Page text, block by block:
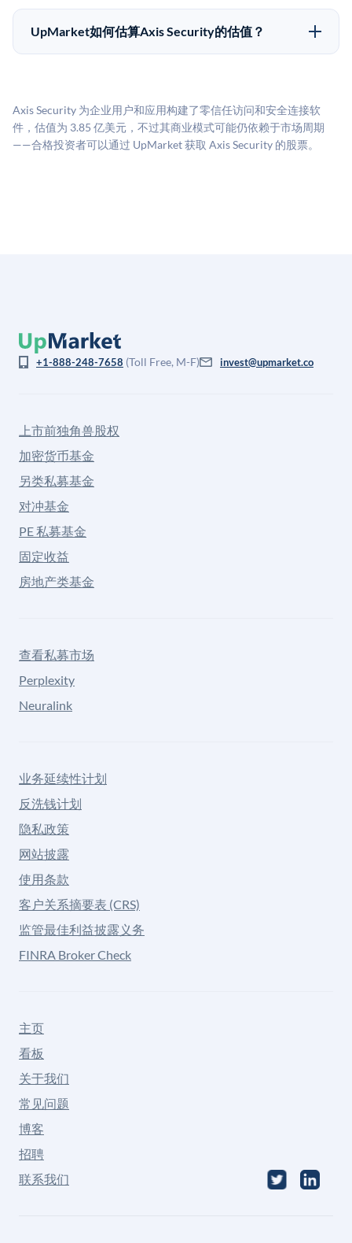
做好多年持有的准备。
UpMarket上大多数Pre-IPO产品的最低投资金额为
50,000美元。具体金额可能因产品和股份供应情况而有
UpMarket如何估算Axis Security的估值？
司可比倍数应用私有公司折扣，以反映流动性不足和信
息不对称。此估值不构成投资建议，可能与实际交易价
Axis Security 为企业用户和应用构建了零信任访问和安全连接软
件，估值为 3.85 亿美元，不过其商业模式可能仍依赖于市场周期
——合格投资者可以通过 UpMarket 获取 Axis Security 的股票。
+1-888-248-7658 (Toll Free, M-F) invest@upmarket.co
上市前独角兽股权
加密货币基金
另类私募基金
对冲基金
PE 私募基金
固定收益
房地产类基金
查看私募市场
Perplexity
Neuralink
业务延续性计划
反洗钱计划
隐私政策
网站披露
使用条款
客户关系摘要表 (CRS)
监管最佳利益披露义务
FINRA Broker Check
主页
看板
关于我们
常见问题
博客
招聘
联系我们